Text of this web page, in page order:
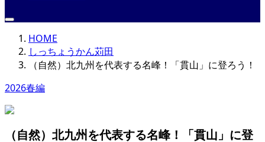
HOME
しっちょうかん苅田
（自然）北九州を代表する名峰！「貫山」に登ろう！
2026春編
（自然）北九州を代表する名峰！「貫山」に登